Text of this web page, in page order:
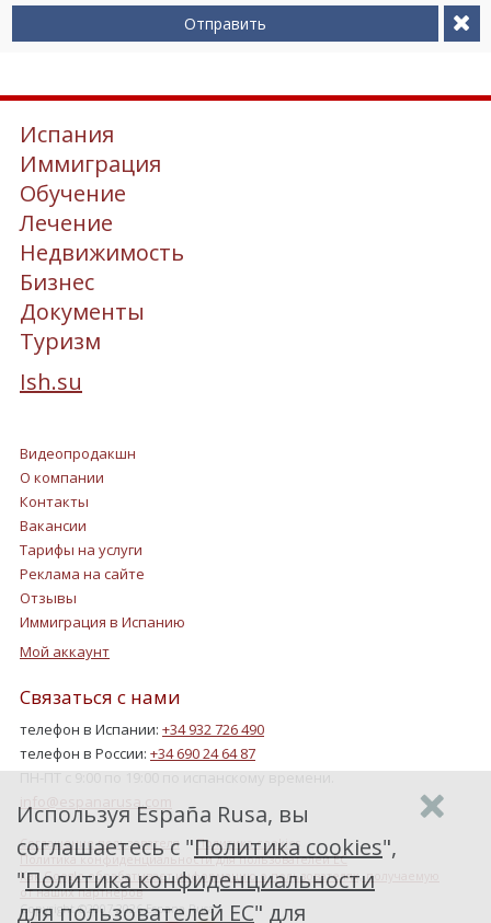
Отправить
Испания
Иммиграция
Обучение
Лечение
Недвижимость
Бизнес
Документы
Туризм
Ish.su
Видеопродакшн
О компании
Контакты
Вакансии
Тарифы на услуги
Реклама на сайте
Отзывы
Иммиграция в Испанию
Мой аккаунт
Связаться с нами
телефон в Испании: +34 932 726 490
телефон в России: +34 690 24 64 87
ПН-ПТ с 9:00 по 19:00 по испанскому времени.
Соглашение пользователя
Политика cookies
Политика конфиденциальности для пользователей ЕС
Как Google обрабатывает информацию о пользователях, получаемую
от наших партнеров
Copyright ©2007-2026 Espana Rusa
Используя España Rusa, вы
соглашаетесь с "Политика cookies",
"Политика конфиденциальности
для пользователей ЕС" для